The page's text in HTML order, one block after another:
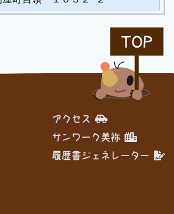
TOP
アクセス
サンワーク美祢
履歴書ジェネレーター